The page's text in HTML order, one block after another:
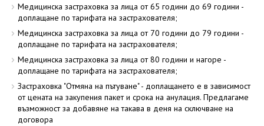
Медицинска застраховка за лица от 65 години до 69 години -
доплащане по тарифата на застрахователя;
Медицинска застраховка за лица от 70 години до 79 години -
доплащане по тарифата на застрахователя;
Медицинска застраховка за лица от 80 години и нагоре -
доплащане по тарифата на застрахователя;
Застраховка "Отмяна на пътуване" - доплащането е в зависимост
от цената на закупения пакет и срока на анулация. Предлагаме
възможност за добавяне на такава в деня на сключване на
договора